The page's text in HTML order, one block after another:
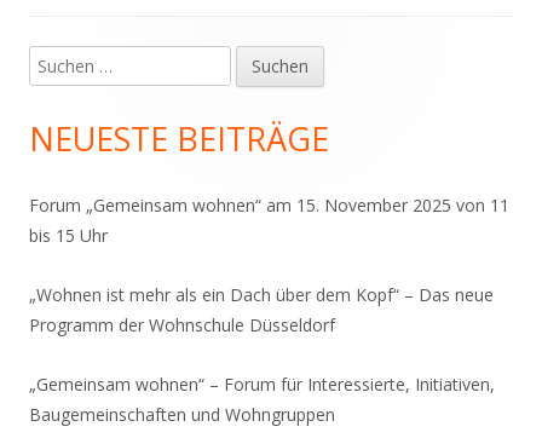
Haupt-
Seitenleiste
Suchen
nach:
NEUESTE BEITRÄGE
Forum „Gemeinsam wohnen“ am 15. November 2025 von 11
bis 15 Uhr
„Wohnen ist mehr als ein Dach über dem Kopf“ – Das neue
Programm der Wohnschule Düsseldorf
„Gemeinsam wohnen“ – Forum für Interessierte, Initiativen,
Baugemeinschaften und Wohngruppen